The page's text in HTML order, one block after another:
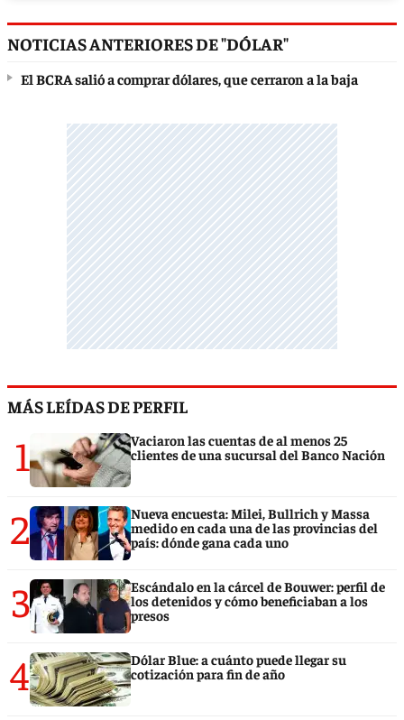
NOTICIAS ANTERIORES DE "DÓLAR"
El BCRA salió a comprar dólares, que cerraron a la baja
MÁS LEÍDAS DE PERFIL
1
Vaciaron las cuentas de al menos 25
clientes de una sucursal del Banco Nación
2
Nueva encuesta: Milei, Bullrich y Massa
medido en cada una de las provincias del
país: dónde gana cada uno
3
Escándalo en la cárcel de Bouwer: perfil de
los detenidos y cómo beneficiaban a los
presos
4
Dólar Blue: a cuánto puede llegar su
cotización para fin de año